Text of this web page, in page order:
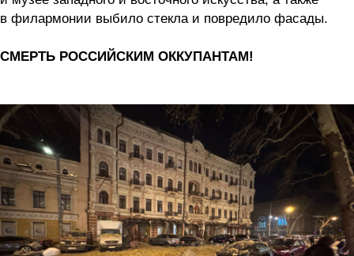
в филармонии выбило стекла и повредило фасады.
СМЕРТЬ РОССИЙСКИМ ОККУПАНТАМ!